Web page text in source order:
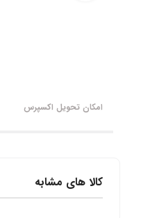
امکان تحویل اکسپرس
کالا های مشابه